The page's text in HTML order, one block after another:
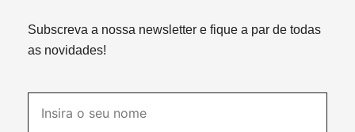
Subscreva a nossa newsletter e fique a par de todas
as novidades!